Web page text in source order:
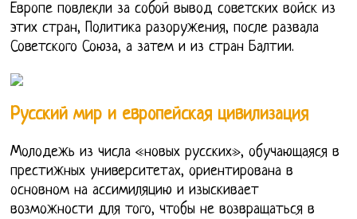
Европе повлекли за собой вывод советских войск из
этих стран, Политика разоружения, после развала
Советского Союза, а затем и из стран Балтии.
Русский мир и европейская цивилизация
Молодежь из числа «новых русских», обучающаяся в
престижных университетах, ориентирована в
основном на ассимиляцию и изыскивает
возможности для того, чтобы не возвращаться в